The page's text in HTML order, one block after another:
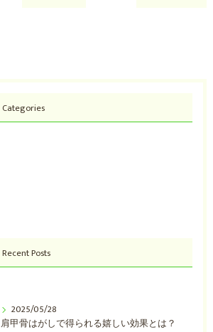
Categories
Recent Posts
2025/05/28
肩甲骨はがしで得られる嬉しい効果とは？